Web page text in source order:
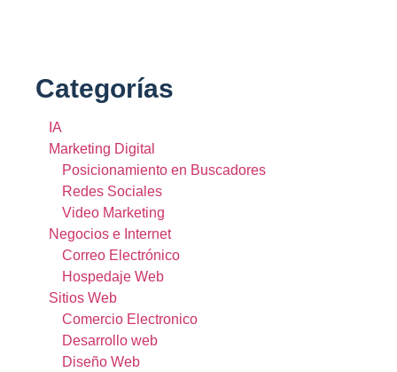
Categorías
IA
Marketing Digital
Posicionamiento en Buscadores
Redes Sociales
Video Marketing
Negocios e Internet
Correo Electrónico
Hospedaje Web
Sitios Web
Comercio Electronico
Desarrollo web
Diseño Web